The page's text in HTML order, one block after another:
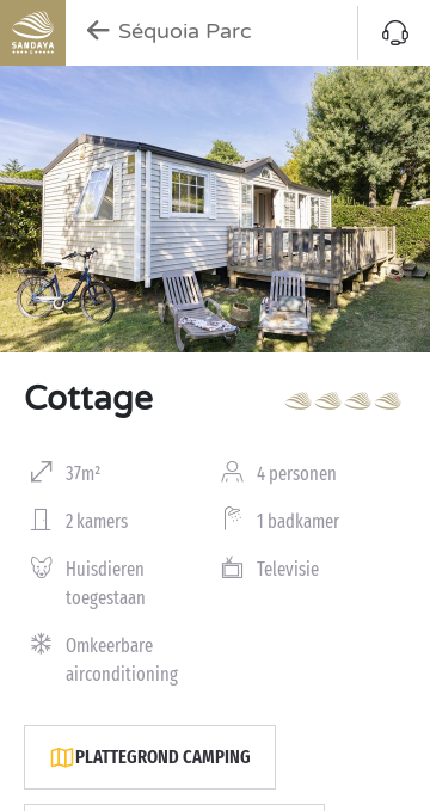
Séquoia Parc
Cottage
37m² 4 personen
2 kamers 1 badkamer
Huisdieren
toegestaan
Televisie
Omkeerbare
airconditioning
PLATTEGROND CAMPING